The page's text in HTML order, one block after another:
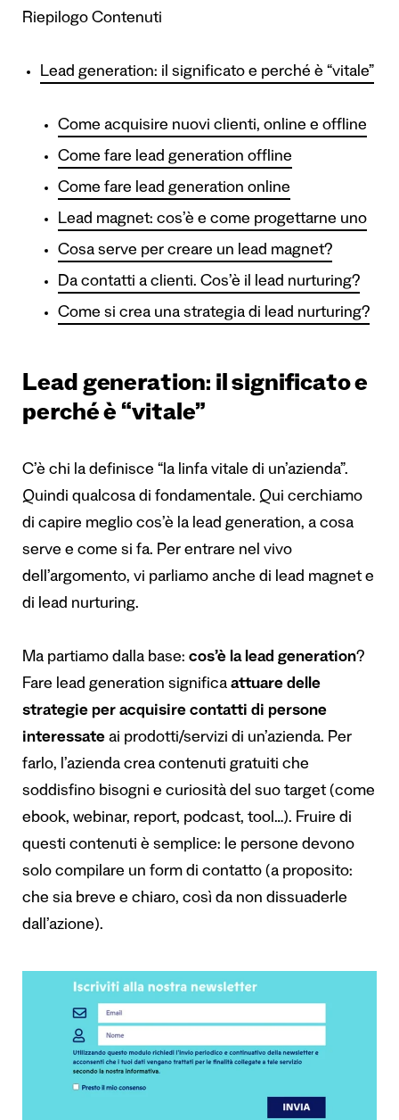
Riepilogo Contenuti
Lead generation: il significato e perché è “vitale”
Come acquisire nuovi clienti, online e offline
Come fare lead generation offline
Come fare lead generation online
Lead magnet: cos’è e come progettarne uno
Cosa serve per creare un lead magnet?
Da contatti a clienti. Cos’è il lead nurturing?
Come si crea una strategia di lead nurturing?
Lead generation: il significato e
perché è “vitale”
C’è chi la definisce “la linfa vitale di un’azienda”.
Quindi qualcosa di fondamentale. Qui cerchiamo
di capire meglio cos’è la lead generation, a cosa
serve e come si fa. Per entrare nel vivo
dell’argomento, vi parliamo anche di lead magnet e
di lead nurturing.
Ma partiamo dalla base: cos’è la lead generation?
Fare lead generation significa attuare delle
strategie per acquisire contatti di persone
interessate ai prodotti/servizi di un’azienda. Per
farlo, l’azienda crea contenuti gratuiti che
soddisfino bisogni e curiosità del suo target (come
ebook, webinar, report, podcast, tool…). Fruire di
questi contenuti è semplice: le persone devono
solo compilare un form di contatto (a proposito:
che sia breve e chiaro, così da non dissuaderle
dall’azione).